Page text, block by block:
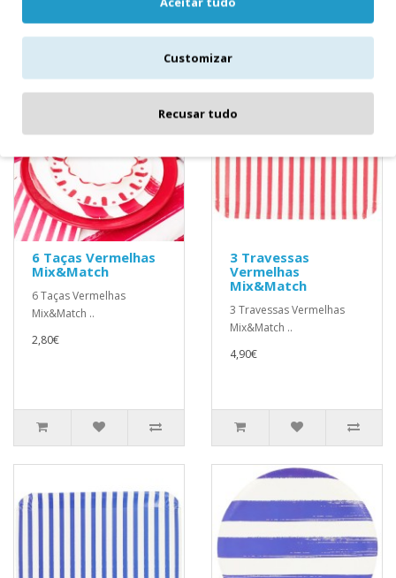
6 Taças Vermelhas
Mix&Match
6 Taças Vermelhas
Mix&Match ..
2,80€
3 Travessas
Vermelhas
Mix&Match
3 Travessas Vermelhas
Mix&Match ..
4,90€
Customizar
Recusar tudo